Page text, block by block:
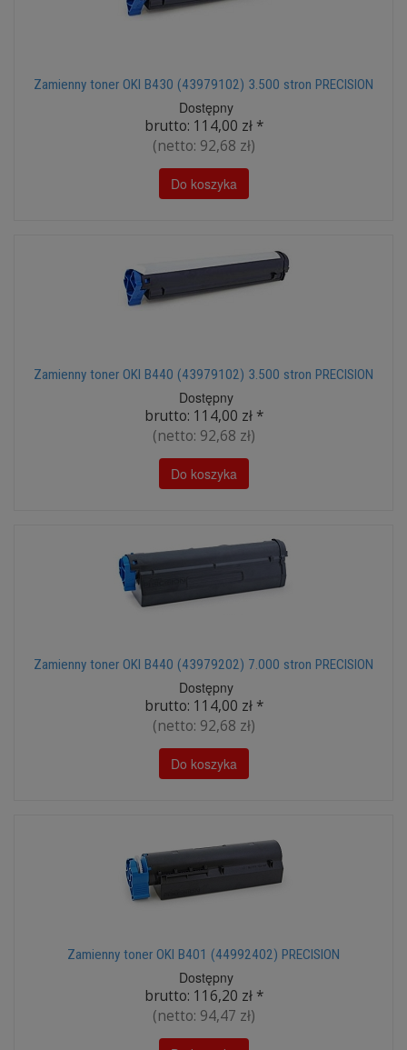
Zamienny toner OKI B430 (43979102) 3.500 stron PRECISION
Dostępny
brutto: 114,00 zł*
(netto: 92,68 zł)
Do koszyka
Zamienny toner OKI B440 (43979102) 3.500 stron PRECISION
Dostępny
brutto: 114,00 zł*
(netto: 92,68 zł)
Do koszyka
Zamienny toner OKI B440 (43979202) 7.000 stron PRECISION
Dostępny
brutto: 114,00 zł*
(netto: 92,68 zł)
Do koszyka
Zamienny toner OKI B401 (44992402) PRECISION
Dostępny
brutto: 116,20 zł*
(netto: 94,47 zł)